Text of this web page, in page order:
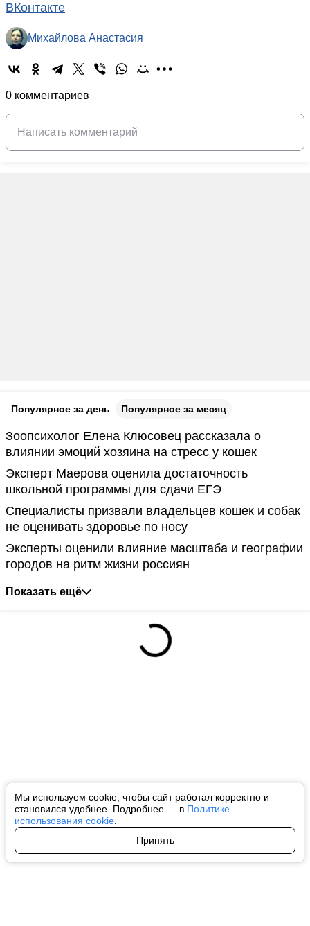
Мы используем cookie, чтобы сайт работал корректно и
становился удобнее. Подробнее — в Политике
использования cookie
Принять
ВКонтакте
Михайлова Анастасия
0 комментариев
Популярное за день Популярное за месяц
Зоопсихолог Елена Клюсовец рассказала о
влиянии эмоций хозяина на стресс у кошек
Эксперт Маерова оценила достаточность
школьной программы для сдачи ЕГЭ
Специалисты призвали владельцев кошек и собак
не оценивать здоровье по носу
Эксперты оценили влияние масштаба и географии
городов на ритм жизни россиян
Показать ещё